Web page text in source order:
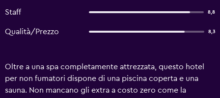
Staff 8,8
Qualità/Prezzo 8,3
Oltre a una spa completamente attrezzata, questo hotel
per non fumatori dispone di una piscina coperta e una
sauna. Non mancano gli extra a costo zero come la